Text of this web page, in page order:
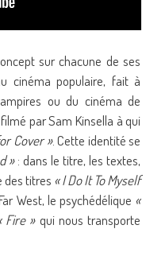
sur chacune de ses
cinéma populaire, fait à
ou du cinéma de
par Sam Kinsella à qui
Cover ». Cette identité se
»: dans le titre, les textes,
des titres « I Do It To Myself
West, le psychédélique «
Fire »qui nous transporte